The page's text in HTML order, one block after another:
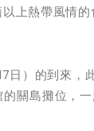
上熱帶風情
日）的到來，
關島攤位，